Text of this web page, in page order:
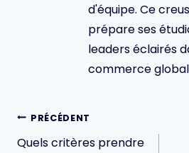
d'équipe. Ce
prépare ses
leaders éclairés
commerce
Navigation
de
PRÉCÉDENT
Quels critères prendre